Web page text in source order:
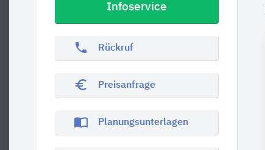
Infoservice
phone Rückruf
euro_symbol Preisanfrage
import_contacts Planungsunterlagen